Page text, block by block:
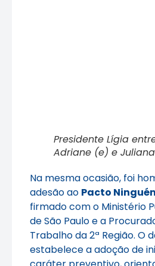
Presidente Lígia
Adriane (e) e
Na mesma ocasião, foi
adesão ao Pacto
firmado com o Ministério
de São Paulo e a
Trabalho da 2ª Região. O
estabelece a adoção de